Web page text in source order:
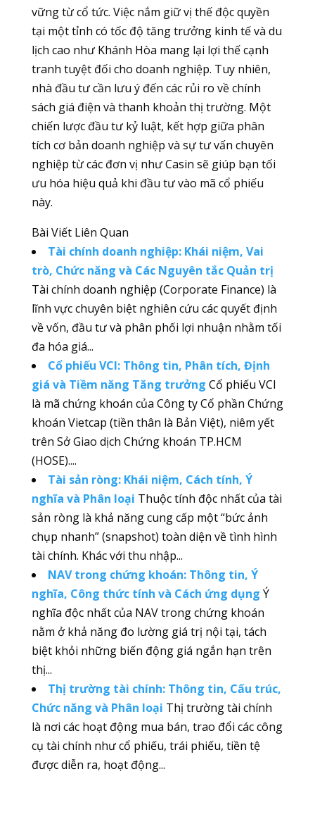
vững từ cổ tức. Việc nắm giữ vị thế độc quyền
tại một tỉnh có tốc độ tăng trưởng kinh tế và du
lịch cao như Khánh Hòa mang lại lợi thế cạnh
tranh tuyệt đối cho doanh nghiệp. Tuy nhiên,
nhà đầu tư cần lưu ý đến các rủi ro về chính
sách giá điện và thanh khoản thị trường. Một
chiến lược đầu tư kỷ luật, kết hợp giữa phân
tích cơ bản doanh nghiệp và sự tư vấn chuyên
nghiệp từ các đơn vị như Casin sẽ giúp bạn tối
ưu hóa hiệu quả khi đầu tư vào mã cổ phiếu
này.
Bài Viết Liên Quan
Tài chính doanh nghiệp: Khái niệm, Vai
trò, Chức năng và Các Nguyên tắc Quản trị
Tài chính doanh nghiệp (Corporate Finance) là
lĩnh vực chuyên biệt nghiên cứu các quyết định
về vốn, đầu tư và phân phối lợi nhuận nhằm tối
đa hóa giá...
Cổ phiếu VCI: Thông tin, Phân tích, Định
giá và Tiềm năng Tăng trưởng Cổ phiếu VCI
là mã chứng khoán của Công ty Cổ phần Chứng
khoán Vietcap (tiền thân là Bản Việt), niêm yết
trên Sở Giao dịch Chứng khoán TP.HCM
(HOSE)....
Tài sản ròng: Khái niệm, Cách tính, Ý
nghĩa và Phân loại Thuộc tính độc nhất của tài
sản ròng là khả năng cung cấp một “bức ảnh
chụp nhanh” (snapshot) toàn diện về tình hình
tài chính. Khác với thu nhập...
NAV trong chứng khoán: Thông tin, Ý
nghĩa, Công thức tính và Cách ứng dụng Ý
nghĩa độc nhất của NAV trong chứng khoán
nằm ở khả năng đo lường giá trị nội tại, tách
biệt khỏi những biến động giá ngắn hạn trên
thị...
Thị trường tài chính: Thông tin, Cấu trúc,
Chức năng và Phân loại Thị trường tài chính
là nơi các hoạt động mua bán, trao đổi các công
cụ tài chính như cổ phiếu, trái phiếu, tiền tệ
được diễn ra, hoạt động...